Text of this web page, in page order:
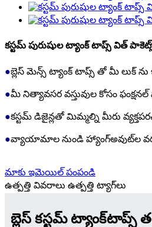
కస్టమ్ పురుషుల ట్యాంక్ టాప్స్ విత్
●బ్లెస్ మెన్స్ ట్యాంక్ టాప్స్ తో మీ లుక్
●మీ నిత్యావసర వస్తువుల కోసం
●కస్టమ్ డిజైన్లతో మిమ్మల్ని మీరు
●వ్యాయామాల నుండి హ్యాంగ్అవుట్‌ల
మాకు ఇమెయిల్ పంపండి
ఉత్పత్తి వివరాలు ఉత్పత్తి ట్యాగ్‌లు
బ్లెస్ కస్టమ్